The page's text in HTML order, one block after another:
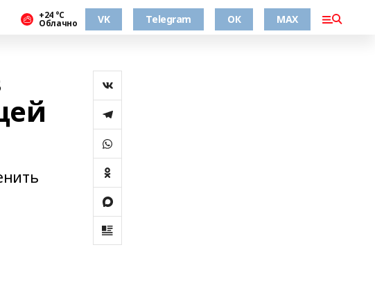
+24 °С
Облачно VK Telegram ОК MAX